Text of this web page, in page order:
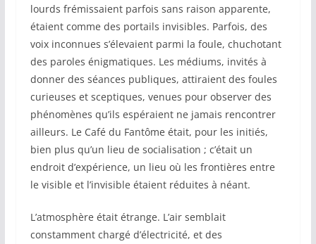
lourds frémissaient parfois sans raison apparente,
étaient comme des portails invisibles. Parfois, des
voix inconnues s’élevaient parmi la foule, chuchotant
des paroles énigmatiques. Les médiums, invités à
donner des séances publiques, attiraient des foules
curieuses et sceptiques, venues pour observer des
phénomènes qu’ils espéraient ne jamais rencontrer
ailleurs. Le Café du Fantôme était, pour les initiés,
bien plus qu’un lieu de socialisation ; c’était un
endroit d’expérience, un lieu où les frontières entre
le visible et l’invisible étaient réduites à néant.
L’atmosphère était étrange. L’air semblait
constamment chargé d’électricité, et des